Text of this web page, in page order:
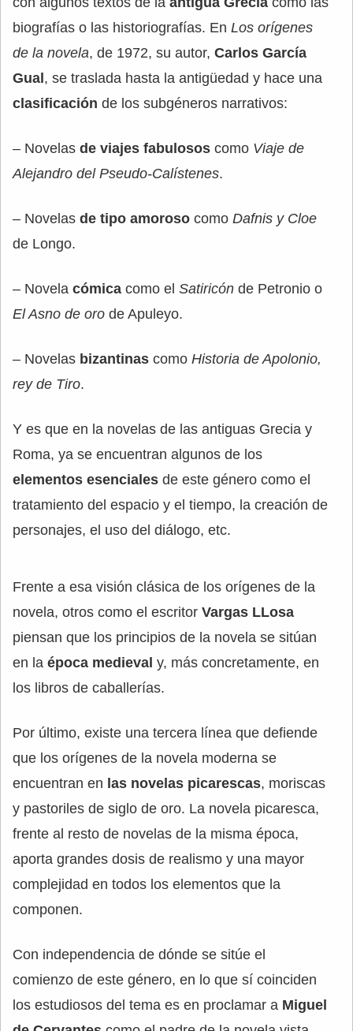
biografías o las historiografías. En Los orígenes
de la novela, de 1972, su autor, Carlos García
Gual, se traslada hasta la antigüedad y hace una
clasificación de los subgéneros narrativos:
– Novelas de viajes fabulosos como Viaje de
Alejandro del Pseudo-Calístenes.
– Novelas de tipo amoroso como Dafnis y Cloe
de Longo.
– Novela cómica como el Satiricón de Petronio o
El Asno de oro de Apuleyo.
– Novelas bizantinas como Historia de Apolonio,
rey de Tiro.
Y es que en la novelas de las antiguas Grecia y
Roma, ya se encuentran algunos de los
elementos esenciales de este género como el
tratamiento del espacio y el tiempo, la creación de
personajes, el uso del diálogo, etc.
Frente a esa visión clásica de los orígenes de la
novela, otros como el escritor Vargas LLosa
piensan que los principios de la novela se sitúan
en la época medieval y, más concretamente, en
los libros de caballerías.
Por último, existe una tercera línea que defiende
que los orígenes de la novela moderna se
encuentran en las novelas picarescas, moriscas
y pastoriles de siglo de oro. La novela picaresca,
frente al resto de novelas de la misma época,
aporta grandes dosis de realismo y una mayor
complejidad en todos los elementos que la
componen.
Con independencia de dónde se sitúe el
comienzo de este género, en lo que sí coinciden
los estudiosos del tema es en proclamar a Miguel